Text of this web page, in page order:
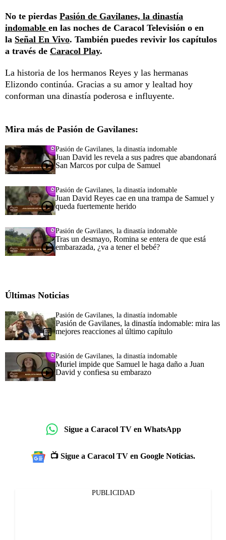
No te pierdas Pasión de Gavilanes, la dinastía
indomable en las noches de Caracol Televisión o en
la Señal En Vivo. También puedes revivir los capítulos
a través de Caracol Play.
La historia de los hermanos Reyes y las hermanas
Elizondo continúa. Gracias a su amor y lealtad hoy
conforman una dinastía poderosa e influyente.
Mira más de Pasión de Gavilanes:
Pasión de Gavilanes, la dinastía indomable
Juan David les revela a sus padres que abandonará
San Marcos por culpa de Samuel
Pasión de Gavilanes, la dinastía indomable
Juan David Reyes cae en una trampa de Samuel y
queda fuertemente herido
Pasión de Gavilanes, la dinastía indomable
Tras un desmayo, Romina se entera de que está
embarazada, ¿va a tener el bebé?
Últimas Noticias
Pasión de Gavilanes, la dinastía indomable
Pasión de Gavilanes, la dinastía indomable: mira las
mejores reacciones al último capítulo
Pasión de Gavilanes, la dinastía indomable
Muriel impide que Samuel le haga daño a Juan
David y confiesa su embarazo
Sigue a Caracol TV en WhatsApp
📺 Sigue a Caracol TV en Google Noticias.
PUBLICIDAD